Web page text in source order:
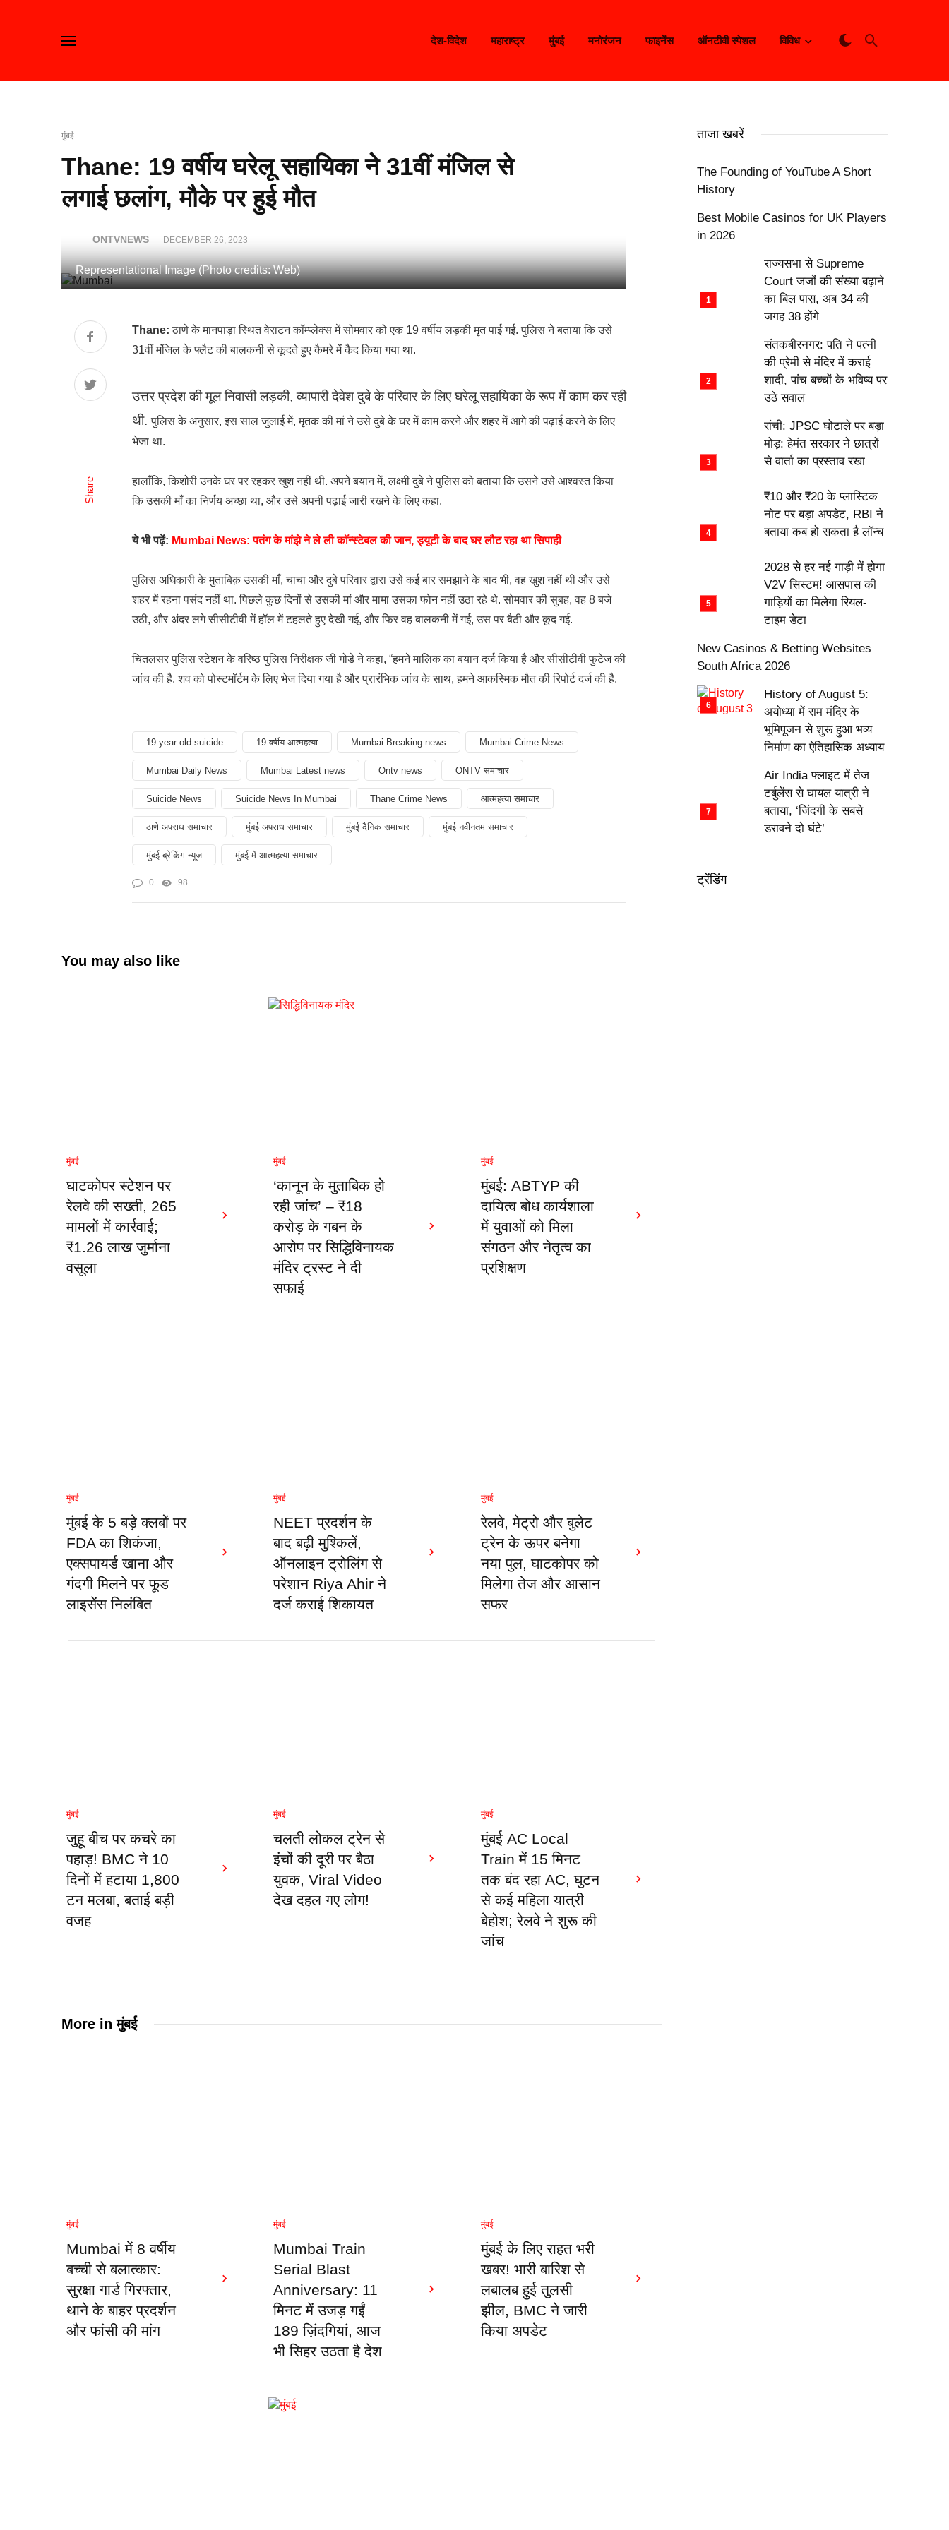
देश-विदेश महाराष्ट्र मुंबई मनोरंजन फाइनेंस ऑनटीवी स्पेशल विविध
मुंबई
Thane: 19 वर्षीय घरेलू सहायिका ने 31वीं मंजिल से
लगाई छलांग, मौके पर हुई मौत
ONTVNEWS DECEMBER 26, 2023
Representational Image (Photo credits: Web)
Share
Thane: ठाणे के मानपाड़ा स्थित वेराटन कॉम्प्लेक्स में सोमवार को एक 19 वर्षीय लड़की मृत पाई गई. पुलिस ने बताया कि उसे
31वीं मंजिल के फ्लैट की बालकनी से कूदते हुए कैमरे में कैद किया गया था.
उत्तर प्रदेश की मूल निवासी लड़की, व्यापारी देवेश दुबे के परिवार के लिए घरेलू सहायिका के रूप में काम कर रही
थी.पुलिस के अनुसार, इस साल जुलाई में, मृतक की मां ने उसे दुबे के घर में काम करने और शहर में आगे की पढ़ाई करने के लिए
भेजा था.
हालाँकि, किशोरी उनके घर पर रहकर खुश नहीं थी. अपने बयान में, लक्ष्मी दुबे ने पुलिस को बताया कि उसने उसे आश्वस्त किया
कि उसकी माँ का निर्णय अच्छा था, और उसे अपनी पढ़ाई जारी रखने के लिए कहा.
ये भी पढ़ें: Mumbai News: पतंग के मांझे ने ले ली कॉन्स्टेबल की जान, ड्यूटी के बाद घर लौट रहा था सिपाही
पुलिस अधिकारी के मुताबिक़ उसकी माँ, चाचा और दुबे परिवार द्वारा उसे कई बार समझाने के बाद भी, वह खुश नहीं थी और उसे
शहर में रहना पसंद नहीं था. पिछले कुछ दिनों से उसकी मां और मामा उसका फोन नहीं उठा रहे थे. सोमवार की सुबह, वह 8 बजे
उठी, और अंदर लगे सीसीटीवी में हॉल में टहलते हुए देखी गई, और फिर वह बालकनी में गई, उस पर बैठी और कूद गई.
चितलसर पुलिस स्टेशन के वरिष्ठ पुलिस निरीक्षक जी गोडे ने कहा, “हमने मालिक का बयान दर्ज किया है और सीसीटीवी फुटेज की
जांच की है. शव को पोस्टमॉर्टम के लिए भेज दिया गया है और प्रारंभिक जांच के साथ, हमने आकस्मिक मौत की रिपोर्ट दर्ज की है.
19 year old suicide 19 वर्षीय आत्महत्या Mumbai Breaking news Mumbai Crime News
Mumbai Daily News Mumbai Latest news Ontv news ONTV समाचार
Suicide News Suicide News In Mumbai Thane Crime News आत्महत्या समाचार
ठाणे अपराध समाचार मुंबई अपराध समाचार मुंबई दैनिक समाचार मुंबई नवीनतम समाचार
मुंबई ब्रेकिंग न्यूज मुंबई में आत्महत्या समाचार
0 98
You may also like
मुंबई
घाटकोपर स्टेशन पर
रेलवे की सख्ती, 265
मामलों में कार्रवाई;
₹1.26 लाख जुर्माना
वसूला
मुंबई
‘कानून के मुताबिक हो
रही जांच’ – ₹18
करोड़ के गबन के
आरोप पर सिद्धिविनायक
मंदिर ट्रस्ट ने दी
सफाई
मुंबई
मुंबई: ABTYP की
दायित्व बोध कार्यशाला
में युवाओं को मिला
संगठन और नेतृत्व का
प्रशिक्षण
मुंबई
मुंबई के 5 बड़े क्लबों पर
FDA का शिकंजा,
एक्सपायर्ड खाना और
गंदगी मिलने पर फूड
लाइसेंस निलंबित
मुंबई
NEET प्रदर्शन के
बाद बढ़ी मुश्किलें,
ऑनलाइन ट्रोलिंग से
परेशान Riya Ahir ने
दर्ज कराई शिकायत
मुंबई
रेलवे, मेट्रो और बुलेट
ट्रेन के ऊपर बनेगा
नया पुल, घाटकोपर को
मिलेगा तेज और आसान
सफर
मुंबई
जुहू बीच पर कचरे का
पहाड़! BMC ने 10
दिनों में हटाया 1,800
टन मलबा, बताई बड़ी
वजह
मुंबई
चलती लोकल ट्रेन से
इंचों की दूरी पर बैठा
युवक, Viral Video
देख दहल गए लोग!
मुंबई
मुंबई AC Local
Train में 15 मिनट
तक बंद रहा AC, घुटन
से कई महिला यात्री
बेहोश; रेलवे ने शुरू की
जांच
More inमुंबई
मुंबई
Mumbai में 8 वर्षीय
बच्ची से बलात्कार:
सुरक्षा गार्ड गिरफ्तार,
थाने के बाहर प्रदर्शन
और फांसी की मांग
मुंबई
Mumbai Train
Serial Blast
Anniversary: 11
मिनट में उजड़ गईं
189 ज़िंदगियां, आज
भी सिहर उठता है देश
मुंबई
मुंबई के लिए राहत भरी
खबर! भारी बारिश से
लबालब हुई तुलसी
झील, BMC ने जारी
किया अपडेट
ताजा खबरें
The Founding of YouTube A Short
History
Best Mobile Casinos for UK Players
in 2026
राज्यसभा से Supreme
Court जजों की संख्या बढ़ाने
का बिल पास, अब 34 की
जगह 38 होंगे
संतकबीरनगर: पति ने पत्नी
की प्रेमी से मंदिर में कराई
शादी, पांच बच्चों के भविष्य पर
उठे सवाल
रांची: JPSC घोटाले पर बड़ा
मोड़: हेमंत सरकार ने छात्रों
से वार्ता का प्रस्ताव रखा
₹10 और ₹20 के प्लास्टिक
नोट पर बड़ा अपडेट, RBI ने
बताया कब हो सकता है लॉन्च
2028 से हर नई गाड़ी में होगा
V2V सिस्टम! आसपास की
गाड़ियों का मिलेगा रियल-
टाइम डेटा
New Casinos & Betting Websites
South Africa 2026
History of August 5:
अयोध्या में राम मंदिर के
भूमिपूजन से शुरू हुआ भव्य
निर्माण का ऐतिहासिक अध्याय
Air India फ्लाइट में तेज
टर्बुलेंस से घायल यात्री ने
बताया, ‘जिंदगी के सबसे
डरावने दो घंटे’
ट्रेंडिंग